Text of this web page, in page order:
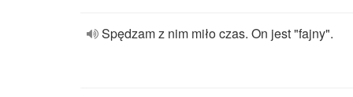
Spędzam z nim miło czas. On jest "fajny".